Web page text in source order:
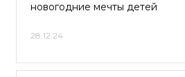
новогодние мечты детей
28.12.24